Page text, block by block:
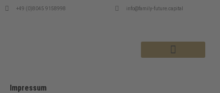
+49 (0)8045 9158998 info@family-future.capital
Impressum